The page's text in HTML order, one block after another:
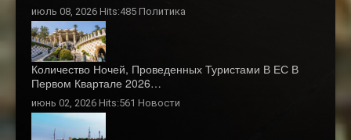
июль 08, 2026 Hits:485 Политика
Количество Ночей, Проведенных Туристами В ЕС В
Первом Квартале 2026…
июнь 02, 2026 Hits:561 Новости